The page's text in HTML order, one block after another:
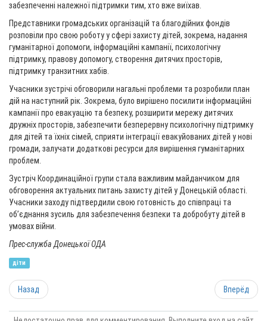
забезпеченні належної підтримки тим, хто вже виїхав.
Представники громадських організацій та благодійних фондів
розповіли про свою роботу у сфері захисту дітей, зокрема, надання
гуманітарної допомоги, інформаційні кампанії, психологічну
підтримку, правову допомогу, створення дитячих просторів,
підтримку транзитних хабів.
Учасники зустрічі обговорили нагальні проблеми та розробили план
дій на наступний рік. Зокрема, було вирішено посилити інформаційні
кампанії про евакуацію та безпеку, розширити мережу дитячих
дружніх просторів, забезпечити безперервну психологічну підтримку
для дітей та їхніх сімей, сприяти інтеграції евакуйованих дітей у нові
громади, залучати додаткові ресурси для вирішення гуманітарних
проблем.
Зустріч Координаційної групи стала важливим майданчиком для
обговорення актуальних питань захисту дітей у Донецькій області.
Учасники заходу підтвердили свою готовність до співпраці та
об’єднання зусиль для забезпечення безпеки та добробуту дітей в
умовах війни.
Прес-служба Донецької ОДА
діти
Назад Вперёд